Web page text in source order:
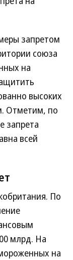
запретом
союза
на
высоких
Отметим, по
запрета
всей
По
млрд. На
на